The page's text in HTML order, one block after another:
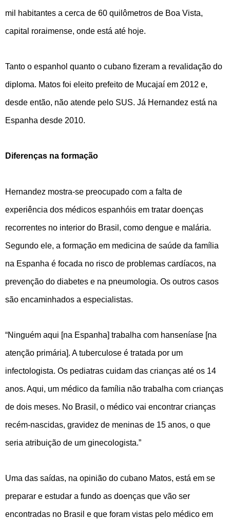
mil habitantes a cerca de 60 quilômetros de Boa Vista,
capital roraimense, onde está até hoje.
Tanto o espanhol quanto o cubano fizeram a revalidação do
diploma. Matos foi eleito prefeito de Mucajaí em 2012 e,
desde então, não atende pelo SUS. Já Hernandez está na
Espanha desde 2010.
Diferenças na formação
Hernandez mostra-se preocupado com a falta de
experiência dos médicos espanhóis em tratar doenças
recorrentes no interior do Brasil, como dengue e malária.
Segundo ele, a formação em medicina de saúde da família
na Espanha é focada no risco de problemas cardíacos, na
prevenção do diabetes e na pneumologia. Os outros casos
são encaminhados a especialistas.
“Ninguém aqui [na Espanha] trabalha com hanseníase [na
atenção primária]. A tuberculose é tratada por um
infectologista. Os pediatras cuidam das crianças até os 14
anos. Aqui, um médico da família não trabalha com crianças
de dois meses. No Brasil, o médico vai encontrar crianças
recém-nascidas, gravidez de meninas de 15 anos, o que
seria atribuição de um ginecologista.”
Uma das saídas, na opinião do cubano Matos, está em se
preparar e estudar a fundo as doenças que vão ser
encontradas no Brasil e que foram vistas pelo médico em